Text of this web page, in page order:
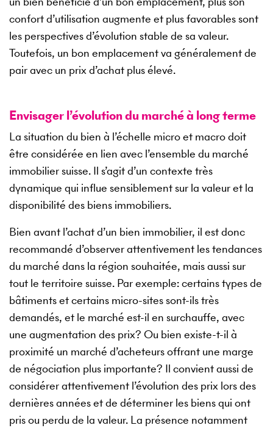
confort d’utilisation augmente et plus favorables sont
les perspectives d’évolution stable de sa valeur.
Toutefois, un bon emplacement va généralement de
pair avec un prix d’achat plus élevé.
Envisager l’évolution du marché à long terme
La situation du bien à l’échelle micro et macro doit
être considérée en lien avec l’ensemble du marché
immobilier suisse. Il s’agit d’un contexte très
dynamique qui influe sensiblement sur la valeur et la
disponibilité des biens immobiliers.
Bien avant l’achat d’un bien immobilier, il est donc
recommandé d’observer attentivement les tendances
du marché dans la région souhaitée, mais aussi sur
tout le territoire suisse. Par exemple: certains types de
bâtiments et certains micro-sites sont-ils très
demandés, et le marché est-il en surchauffe, avec
une augmentation des prix? Ou bien existe-t-il à
proximité un marché d’acheteurs offrant une marge
de négociation plus importante? Il convient aussi de
considérer attentivement l’évolution des prix lors des
dernières années et de déterminer les biens qui ont
pris ou perdu de la valeur. La présence notamment